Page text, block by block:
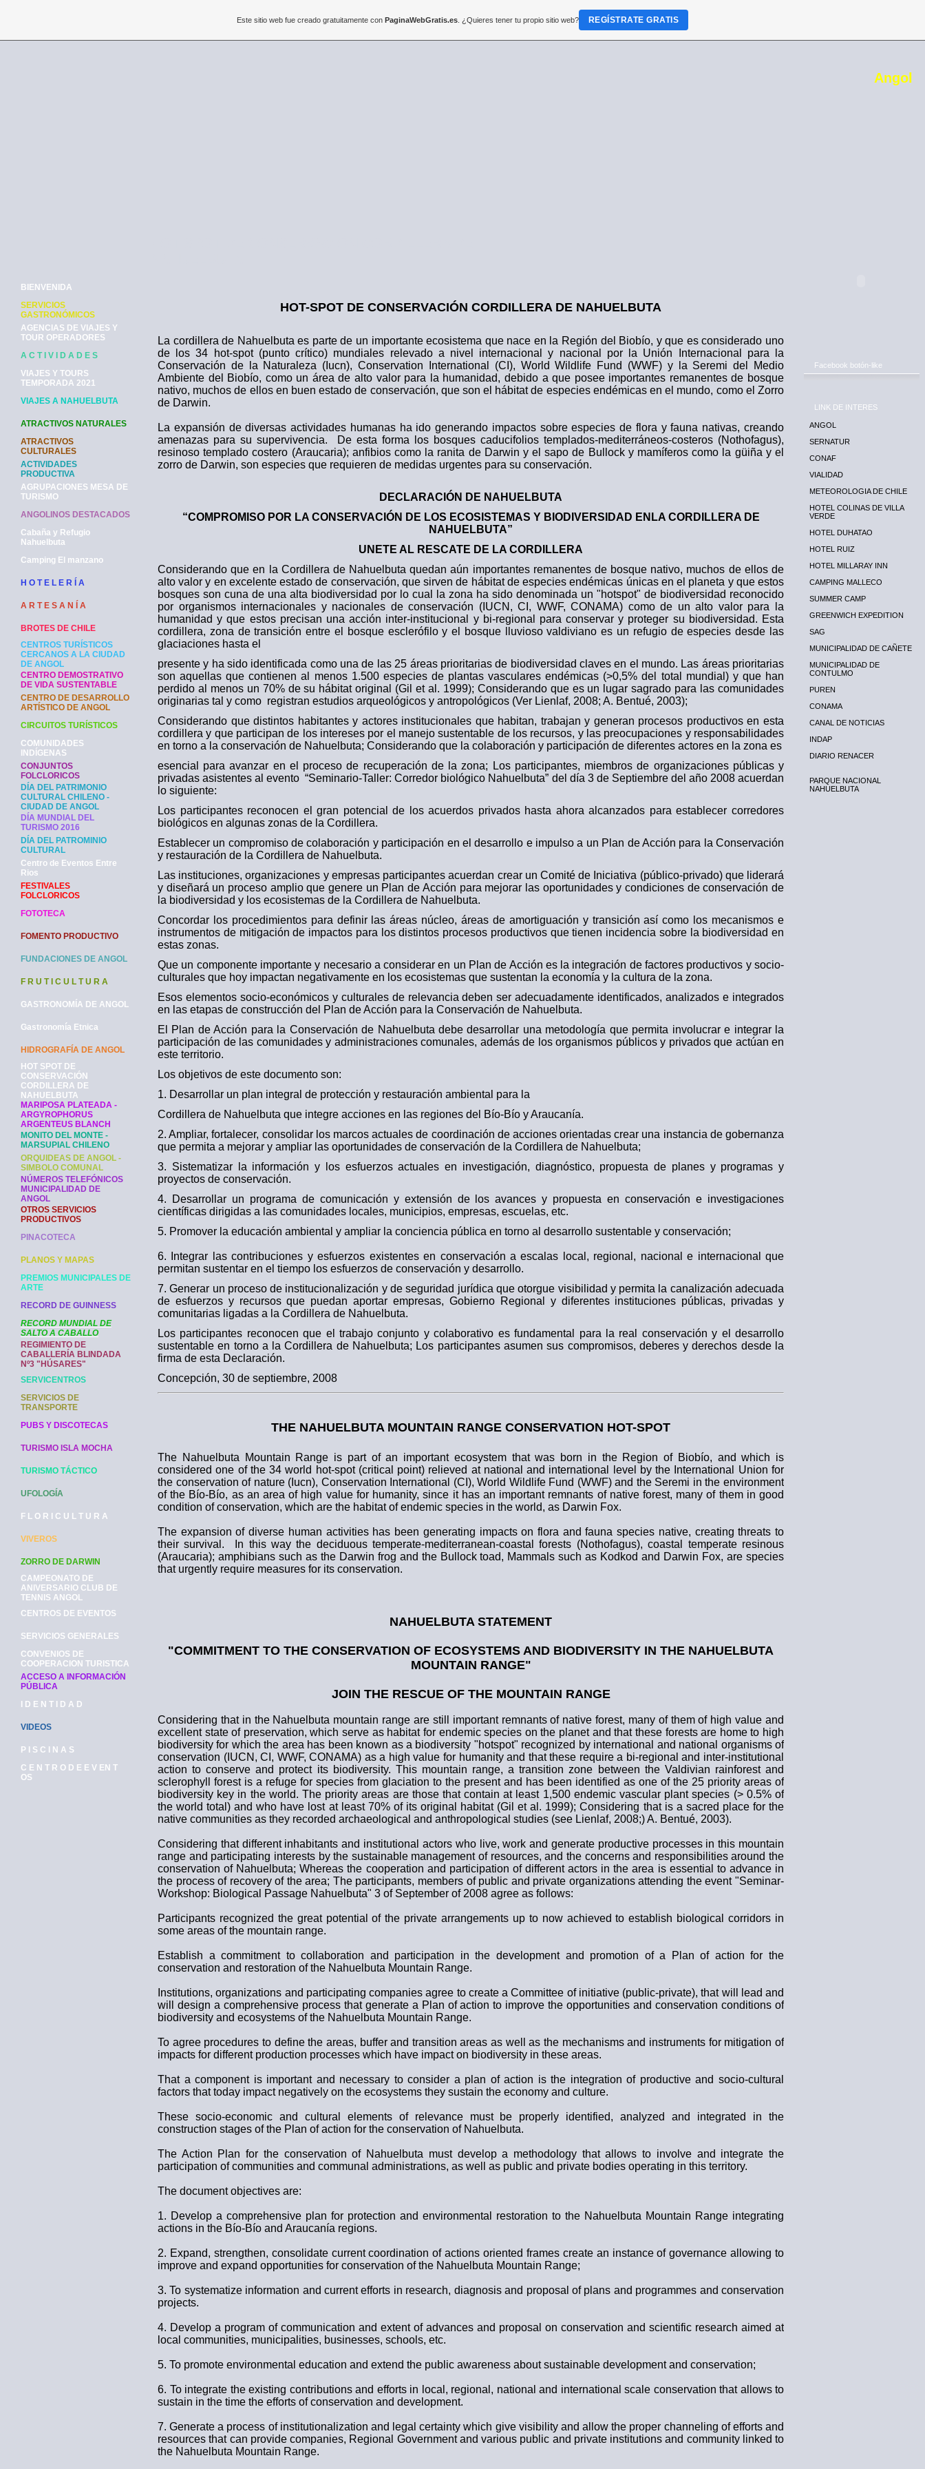
Angol
BIENVENIDA
SERVICIOS
GASTRONÓMICOS
AGENCIAS DE VIAJES Y
TOUR OPERADORES
A C T I V I D A D E S
VIAJES Y TOURS
TEMPORADA 2021
VIAJES A NAHUELBUTA
ATRACTIVOS NATURALES
ATRACTIVOS
CULTURALES
ACTIVIDADES
PRODUCTIVA
AGRUPACIONES MESA DE
TURISMO
ANGOLINOS DESTACADOS
Cabaña y Refugio
Nahuelbuta
Camping El manzano
H O T E L E R Í A
A R T E S A N Í A
BROTES DE CHILE
CENTROS TURÍSTICOS
CERCANOS A LA CIUDAD
DE ANGOL
CENTRO DEMOSTRATIVO
DE VIDA SUSTENTABLE
CENTRO DE DESARROLLO
ARTÍSTICO DE ANGOL
CIRCUITOS TURÍSTICOS
COMUNIDADES
INDÍGENAS
CONJUNTOS
FOLCLORICOS
DÍA DEL PATRIMONIO
CULTURAL CHILENO -
CIUDAD DE ANGOL
DÍA MUNDIAL DEL
TURISMO 2016
DÍA DEL PATROMINIO
CULTURAL
Centro de Eventos Entre
Rios
FESTIVALES
FOLCLORICOS
FOTOTECA
FOMENTO PRODUCTIVO
FUNDACIONES DE ANGOL
F R U T I C U L T U R A
GASTRONOMÍA DE ANGOL
Gastronomía Etnica
HIDROGRAFÍA DE ANGOL
HOT SPOT DE
CONSERVACIÓN
CORDILLERA DE
NAHUELBUTA
MARIPOSA PLATEADA -
ARGYROPHORUS
ARGENTEUS BLANCH
MONITO DEL MONTE -
MARSUPIAL CHILENO
ORQUIDEAS DE ANGOL -
SIMBOLO COMUNAL
NÚMEROS TELEFÓNICOS
MUNICIPALIDAD DE
ANGOL
OTROS SERVICIOS
PRODUCTIVOS
PINACOTECA
PLANOS Y MAPAS
PREMIOS MUNICIPALES DE
ARTE
RECORD DE GUINNESS
RECORD MUNDIAL DE
SALTO A CABALLO
REGIMIENTO DE
CABALLERÍA BLINDADA
Nº3 "HÚSARES"
SERVICENTROS
SERVICIOS DE
TRANSPORTE
PUBS Y DISCOTECAS
TURISMO ISLA MOCHA
TURISMO TÁCTICO
UFOLOGÍA
F L O R I C U L T U R A
VIVEROS
ZORRO DE DARWIN
CAMPEONATO DE
ANIVERSARIO CLUB DE
TENNIS ANGOL
CENTROS DE EVENTOS
SERVICIOS GENERALES
CONVENIOS DE
COOPERACION TURISTICA
ACCESO A INFORMACIÓN
PÚBLICA
I D E N T I D A D
VIDEOS
P I S C I N A S
C E N T R O D E E V EN T
OS
HOT-SPOT DE CONSERVACIÓN CORDILLERA DE NAHUELBUTA
La cordillera de Nahuelbuta es parte de un importante ecosistema que nace en la Región del Biobío, y que es considerado uno
de los 34 hot-spot (punto crítico) mundiales relevado a nivel internacional y nacional por la Unión Internacional para la
Conservación de la Naturaleza (Iucn), Conservation International (CI), World Wildlife Fund (WWF) y la Seremi del Medio
Ambiente del Biobío, como un área de alto valor para la humanidad, debido a que posee importantes remanentes de bosque
nativo, muchos de ellos en buen estado de conservación, que son el hábitat de especies endémicas en el mundo, como el Zorro
de Darwin.
La expansión de diversas actividades humanas ha ido generando impactos sobre especies de flora y fauna nativas, creando
amenazas para su supervivencia. De esta forma los bosques caducifolios templados-mediterráneos-costeros (Nothofagus),
resinoso templado costero (Araucaria); anfibios como la ranita de Darwin y el sapo de Bullock y mamíferos como la güiña y el
zorro de Darwin, son especies que requieren de medidas urgentes para su conservación.
DECLARACIÓN DE NAHUELBUTA
“COMPROMISO POR LA CONSERVACIÓN DE LOS ECOSISTEMAS Y BIODIVERSIDAD EN LA CORDILLERA DE
NAHUELBUTA”
UNETE AL RESCATE DE LA CORDILLERA
Considerando que en la Cordillera de Nahuelbuta quedan aún importantes remanentes de bosque nativo, muchos de ellos de
alto valor y en excelente estado de conservación, que sirven de hábitat de especies endémicas únicas en el planeta y que estos
bosques son cuna de una alta biodiversidad por lo cual la zona ha sido denominada un "hotspot" de biodiversidad reconocido
por organismos internacionales y nacionales de conservación (IUCN, CI, WWF, CONAMA) como de un alto valor para la
humanidad y que estos precisan una acción inter-institucional y bi-regional para conservar y proteger su biodiversidad. Esta
cordillera, zona de transición entre el bosque esclerófilo y el bosque lluvioso valdiviano es un refugio de especies desde las
glaciaciones hasta el
presente y ha sido identificada como una de las 25 áreas prioritarias de biodiversidad claves en el mundo. Las áreas prioritarias
son aquellas que contienen al menos 1.500 especies de plantas vasculares endémicas (>0,5% del total mundial) y que han
perdido al menos un 70% de su hábitat original (Gil et al. 1999); Considerando que es un lugar sagrado para las comunidades
originarias tal y como registran estudios arqueológicos y antropológicos (Ver Lienlaf, 2008; A. Bentué, 2003);
Considerando que distintos habitantes y actores institucionales que habitan, trabajan y generan procesos productivos en esta
cordillera y que participan de los intereses por el manejo sustentable de los recursos, y las preocupaciones y responsabilidades
en torno a la conservación de Nahuelbuta; Considerando que la colaboración y participación de diferentes actores en la zona es
esencial para avanzar en el proceso de recuperación de la zona; Los participantes, miembros de organizaciones públicas y
privadas asistentes al evento “Seminario-Taller: Corredor biológico Nahuelbuta” del día 3 de Septiembre del año 2008 acuerdan
lo siguiente:
Los participantes reconocen el gran potencial de los acuerdos privados hasta ahora alcanzados para establecer corredores
biológicos en algunas zonas de la Cordillera.
Establecer un compromiso de colaboración y participación en el desarrollo e impulso a un Plan de Acción para la Conservación
y restauración de la Cordillera de Nahuelbuta.
Las instituciones, organizaciones y empresas participantes acuerdan crear un Comité de Iniciativa (público-privado) que liderará
y diseñará un proceso amplio que genere un Plan de Acción para mejorar las oportunidades y condiciones de conservación de
la biodiversidad y los ecosistemas de la Cordillera de Nahuelbuta.
Concordar los procedimientos para definir las áreas núcleo, áreas de amortiguación y transición así como los mecanismos e
instrumentos de mitigación de impactos para los distintos procesos productivos que tienen incidencia sobre la biodiversidad en
estas zonas.
Que un componente importante y necesario a considerar en un Plan de Acción es la integración de factores productivos y socio-
culturales que hoy impactan negativamente en los ecosistemas que sustentan la economía y la cultura de la zona.
Esos elementos socio-económicos y culturales de relevancia deben ser adecuadamente identificados, analizados e integrados
en las etapas de construcción del Plan de Acción para la Conservación de Nahuelbuta.
El Plan de Acción para la Conservación de Nahuelbuta debe desarrollar una metodología que permita involucrar e integrar la
participación de las comunidades y administraciones comunales, además de los organismos públicos y privados que actúan en
este territorio.
Los objetivos de este documento son:
1. Desarrollar un plan integral de protección y restauración ambiental para la
Cordillera de Nahuelbuta que integre acciones en las regiones del Bío-Bío y Araucanía.
2. Ampliar, fortalecer, consolidar los marcos actuales de coordinación de acciones orientadas crear una instancia de gobernanza
que permita a mejorar y ampliar las oportunidades de conservación de la Cordillera de Nahuelbuta;
3. Sistematizar la información y los esfuerzos actuales en investigación, diagnóstico, propuesta de planes y programas y
proyectos de conservación.
4. Desarrollar un programa de comunicación y extensión de los avances y propuesta en conservación e investigaciones
científicas dirigidas a las comunidades locales, municipios, empresas, escuelas, etc.
5. Promover la educación ambiental y ampliar la conciencia pública en torno al desarrollo sustentable y conservación;
6. Integrar las contribuciones y esfuerzos existentes en conservación a escalas local, regional, nacional e internacional que
permitan sustentar en el tiempo los esfuerzos de conservación y desarrollo.
7. Generar un proceso de institucionalización y de seguridad jurídica que otorgue visibilidad y permita la canalización adecuada
de esfuerzos y recursos que puedan aportar empresas, Gobierno Regional y diferentes instituciones públicas, privadas y
comunitarias ligadas a la Cordillera de Nahuelbuta.
Los participantes reconocen que el trabajo conjunto y colaborativo es fundamental para la real conservación y el desarrollo
sustentable en torno a la Cordillera de Nahuelbuta; Los participantes asumen sus compromisos, deberes y derechos desde la
firma de esta Declaración.
Concepción, 30 de septiembre, 2008
THE NAHUELBUTA MOUNTAIN RANGE CONSERVATION HOT-SPOT
The Nahuelbuta Mountain Range is part of an important ecosystem that was born in the Region of Biobío, and which is
considered one of the 34 world hot-spot (critical point) relieved at national and international level by the International Union for
the conservation of nature (Iucn), Conservation International (CI), World Wildlife Fund (WWF) and the Seremi in the environment
of the Bío-Bío, as an area of high value for humanity, since it has an important remnants of native forest, many of them in good
condition of conservation, which are the habitat of endemic species in the world, as Darwin Fox.
The expansion of diverse human activities has been generating impacts on flora and fauna species native, creating threats to
their survival. In this way the deciduous temperate-mediterranean-coastal forests (Nothofagus), coastal temperate resinous
(Araucaria); amphibians such as the Darwin frog and the Bullock toad, Mammals such as Kodkod and Darwin Fox, are species
that urgently require measures for its conservation.
NAHUELBUTA STATEMENT
"COMMITMENT TO THE CONSERVATION OF ECOSYSTEMS AND BIODIVERSITY IN THE NAHUELBUTA
MOUNTAIN RANGE"
JOIN THE RESCUE OF THE MOUNTAIN RANGE
Considering that in the Nahuelbuta mountain range are still important remnants of native forest, many of them of high value and
excellent state of preservation, which serve as habitat for endemic species on the planet and that these forests are home to high
biodiversity for which the area has been known as a biodiversity "hotspot" recognized by international and national organisms of
conservation (IUCN, CI, WWF, CONAMA) as a high value for humanity and that these require a bi-regional and inter-institutional
action to conserve and protect its biodiversity. This mountain range, a transition zone between the Valdivian rainforest and
sclerophyll forest is a refuge for species from glaciation to the present and has been identified as one of the 25 priority areas of
biodiversity key in the world. The priority areas are those that contain at least 1,500 endemic vascular plant species (> 0.5% of
the world total) and who have lost at least 70% of its original habitat (Gil et al. 1999); Considering that is a sacred place for the
native communities as they recorded archaeological and anthropological studies (see Lienlaf, 2008;) A. Bentué, 2003).
Considering that different inhabitants and institutional actors who live, work and generate productive processes in this mountain
range and participating interests by the sustainable management of resources, and the concerns and responsibilities around the
conservation of Nahuelbuta; Whereas the cooperation and participation of different actors in the area is essential to advance in
the process of recovery of the area; The participants, members of public and private organizations attending the event "Seminar-
Workshop: Biological Passage Nahuelbuta" 3 of September of 2008 agree as follows:
Participants recognized the great potential of the private arrangements up to now achieved to establish biological corridors in
some areas of the mountain range.
Establish a commitment to collaboration and participation in the development and promotion of a Plan of action for the
conservation and restoration of the Nahuelbuta Mountain Range.
Institutions, organizations and participating companies agree to create a Committee of initiative (public-private), that will lead and
will design a comprehensive process that generate a Plan of action to improve the opportunities and conservation conditions of
biodiversity and ecosystems of the Nahuelbuta Mountain Range.
To agree procedures to define the areas, buffer and transition areas as well as the mechanisms and instruments for mitigation of
impacts for different production processes which have impact on biodiversity in these areas.
That a component is important and necessary to consider a plan of action is the integration of productive and socio-cultural
factors that today impact negatively on the ecosystems they sustain the economy and culture.
These socio-economic and cultural elements of relevance must be properly identified, analyzed and integrated in the
construction stages of the Plan of action for the conservation of Nahuelbuta.
The Action Plan for the conservation of Nahuelbuta must develop a methodology that allows to involve and integrate the
participation of communities and communal administrations, as well as public and private bodies operating in this territory.
The document objectives are:
1. Develop a comprehensive plan for protection and environmental restoration to the Nahuelbuta Mountain Range integrating
actions in the Bío-Bío and Araucanía regions.
2. Expand, strengthen, consolidate current coordination of actions oriented frames create an instance of governance allowing to
improve and expand opportunities for conservation of the Nahuelbuta Mountain Range;
3. To systematize information and current efforts in research, diagnosis and proposal of plans and programmes and conservation
projects.
4. Develop a program of communication and extent of advances and proposal on conservation and scientific research aimed at
local communities, municipalities, businesses, schools, etc.
5. To promote environmental education and extend the public awareness about sustainable development and conservation;
6. To integrate the existing contributions and efforts in local, regional, national and international scale conservation that allows to
sustain in the time the efforts of conservation and development.
7. Generate a process of institutionalization and legal certainty which give visibility and allow the proper channeling of efforts and
resources that can provide companies, Regional Government and various public and private institutions and community linked to
the Nahuelbuta Mountain Range.
Facebook botón-like
LINK DE INTERES
ANGOL
SERNATUR
CONAF
VIALIDAD
METEOROLOGIA DE CHILE
HOTEL COLINAS DE VILLA
VERDE
HOTEL DUHATAO
HOTEL RUIZ
HOTEL MILLARAY INN
CAMPING MALLECO
SUMMER CAMP
GREENWICH EXPEDITION
SAG
MUNICIPALIDAD DE CAÑETE
MUNICIPALIDAD DE
CONTULMO
PUREN
CONAMA
CANAL DE NOTICIAS
INDAP
DIARIO RENACER
PARQUE NACIONAL
NAHUELBUTA
Este sitio web fue creado gratuitamente con PaginaWebGratis.es. ¿Quieres tener tu propio sitio web? REGÍSTRATE GRATIS